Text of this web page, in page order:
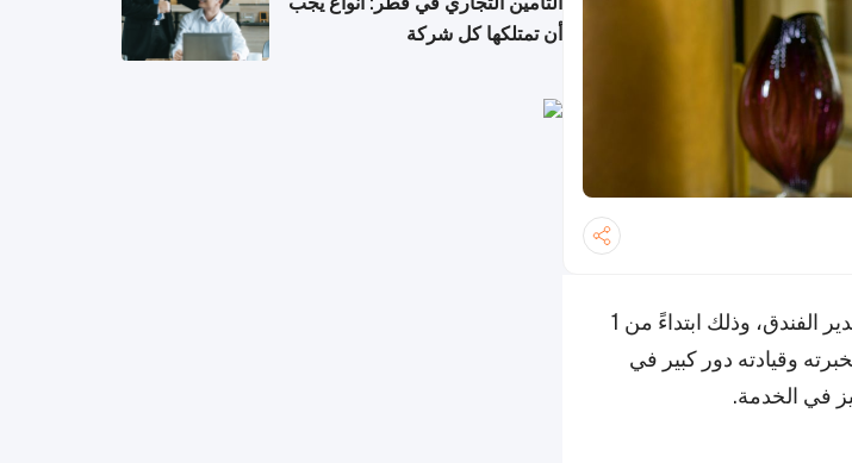
يسر فندق وسبا ذا ويستن الدوحة الإعلان عن ترقية إردم أونال إلى منصب مدير الفندق، وذلك ابتداءً من 1
وقد كان لخبرته وقيادته دور كبير في
في الخدمة.
أن تمتلكها كل شركة